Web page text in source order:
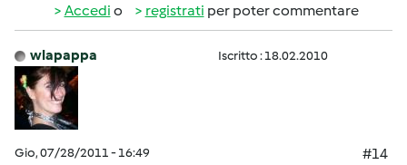
Accedi o registrati per poter commentare
wlapappa Iscritto : 18.02.2010
Gio, 07/28/2011 - 16:49
#14